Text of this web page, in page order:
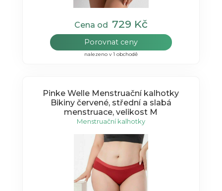
Cena od 729 Kč
Porovnat ceny
nalezeno v 1 obchodě
Pinke Welle Menstruační kalhotky
Bikiny červené, střední a slabá
menstruace, velikost M
Menstruační kalhotky